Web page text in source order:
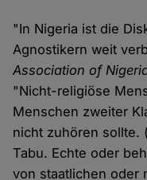
"In Nigeria ist die
Agnostikern weit
Association of
"Nicht-religiöse
Menschen zweiter
nicht zuhören sollte.
Tabu. Echte oder
von staatlichen oder